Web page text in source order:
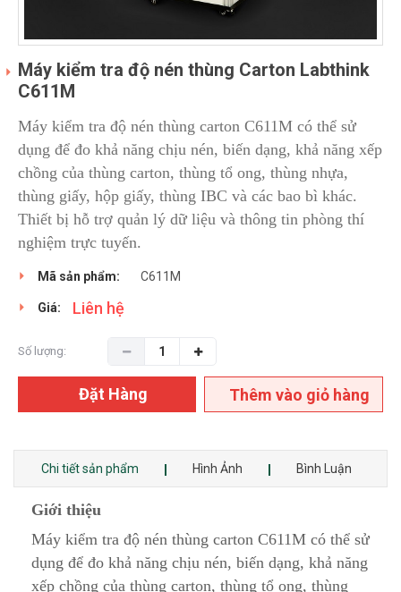
Máy kiểm tra độ nén thùng Carton Labthink
C611M
Máy kiểm tra độ nén thùng carton C611M có thể sử
dụng để đo khả năng chịu nén, biến dạng, khả năng xếp
chồng của thùng carton, thùng tổ ong, thùng nhựa,
thùng giấy, hộp giấy, thùng IBC và các bao bì khác.
Thiết bị hỗ trợ quản lý dữ liệu và thông tin phòng thí
nghiệm trực tuyến.
Mã sản phẩm: C611M
Giá: Liên hệ
Số lượng:
Đặt Hàng Thêm vào giỏ hàng
Chi tiết sản phẩm Hình Ảnh Bình Luận
Giới thiệu
Máy kiểm tra độ nén thùng carton C611M có thể sử
dụng để đo khả năng chịu nén, biến dạng, khả năng
xếp chồng của thùng carton, thùng tổ ong, thùng